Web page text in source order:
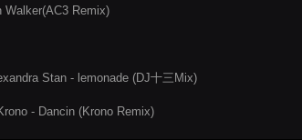
Walker(AC3 Remix)
Stan - lemonade (DJ十三Mix)
- Dancin (Krono Remix)